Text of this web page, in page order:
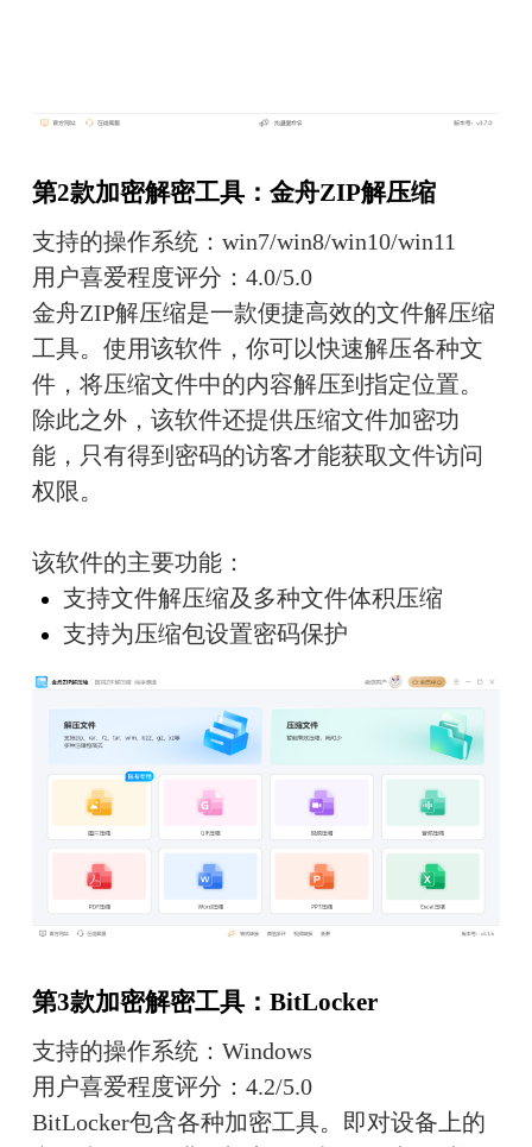
第2款加密解密工具：金舟ZIP解压缩
支持的操作系统：win7/win8/win10/win11
用户喜爱程度评分：4.0/5.0
金舟ZIP解压缩是一款便捷高效的文件解压缩
工具。使用该软件，你可以快速解压各种文
件，将压缩文件中的内容解压到指定位置。
除此之外，该软件还提供压缩文件加密功
能，只有得到密码的访客才能获取文件访问
权限。
该软件的主要功能：
支持文件解压缩及多种文件体积压缩
支持为压缩包设置密码保护
第3款加密解密工具：BitLocker
支持的操作系统：Windows
用户喜爱程度评分：4.2/5.0
BitLocker包含各种加密工具。即对设备上的